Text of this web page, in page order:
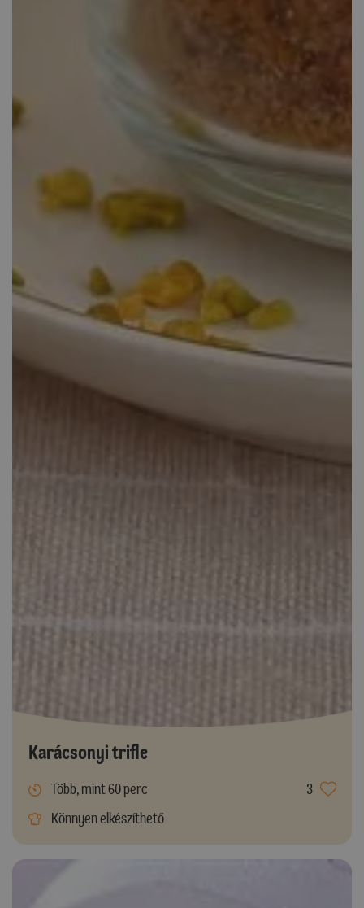
Karácsonyi trifle
Több, mint 60 perc
3
Könnyen elkészíthető